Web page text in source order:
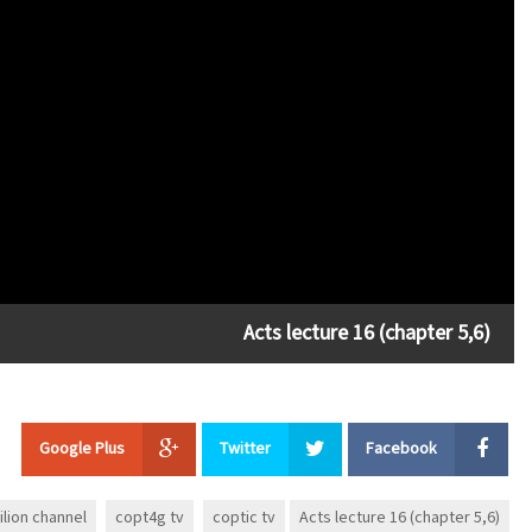
Acts lecture 16 (chapter 5,6)
Facebook
Twitter
Google Plus
Acts lecture 16 (chapter 5,6)
coptic tv
copt4g tv
channel